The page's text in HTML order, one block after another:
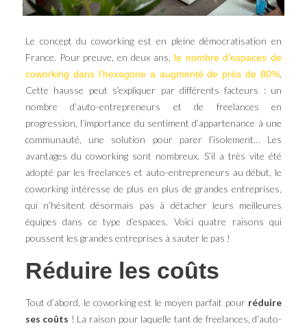
Le concept du coworking est en pleine démocratisation en
France. Pour preuve, en deux ans,
le nombre d’espaces de
coworking dans l’hexagone a augmenté de près de 80%.
Cette hausse peut s’expliquer par différents facteurs : un
nombre d’auto-entrepreneurs et de freelances en
progression, l’importance du sentiment d’appartenance à une
communauté, une solution pour parer l’isolement… Les
avantages du coworking sont nombreux. S’il a très vite été
adopté par les freelances et auto-entrepreneurs au début, le
coworking intéresse de plus en plus de grandes entreprises,
qui n’hésitent désormais pas à détacher leurs meilleures
équipes dans ce type d’espaces. Voici quatre raisons qui
poussent les grandes entreprises à sauter le pas !
Réduire les coûts
Tout d’abord, le coworking est le moyen parfait pour réduire
ses coûts ! La raison pour laquelle tant de freelances, d’auto-